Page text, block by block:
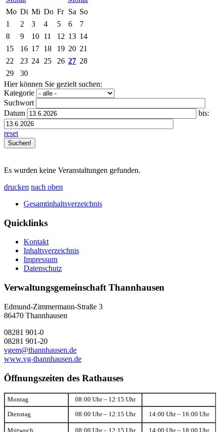
Mo Di Mi Do Fr Sa So
1
2 3 4 5 6
7
8
9 10 11 12 13 14
15
16 17 18 19 20 21
22
23 24 25 26 27 28
29
30
Hier können Sie gezielt suchen:
Kategorie
Suchwort
Datum
bis:
reset
Es wurden keine Veranstaltungen gefunden.
drucken nach oben
Gesamtinhaltsverzeichnis
Quicklinks
Kontakt
Inhaltsverzeichnis
Impressum
Datenschutz
Verwaltungsgemeinschaft Thannhausen
Edmund-Zimmermann-Straße 3
86470 Thannhausen
08281 901-0
08281 901-20
vgem@thannhausen.de
www.vg-thannhausen.de
Öffnungszeiten des Rathauses
Montag 08:00 Uhr – 12:15 Uhr
Dienstag 08:00 Uhr – 12:15 Uhr 14:00 Uhr – 16:00 Uhr